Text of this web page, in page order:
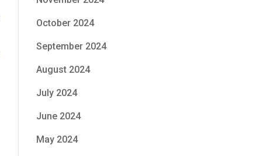
October 2024
September 2024
August 2024
July 2024
June 2024
May 2024